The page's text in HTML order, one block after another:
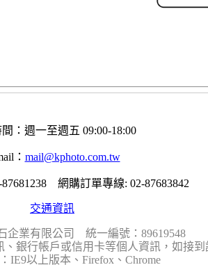
：週一至週五 09:00-18:00
： mail@kphoto.com.tw
網購訂單專線: 02-87683842
交通資訊
企業有限公司 統一編號：89619548
銀行帳戶或信用卡等個人資訊，如接
IE9以上版本、Firefox、Chrome